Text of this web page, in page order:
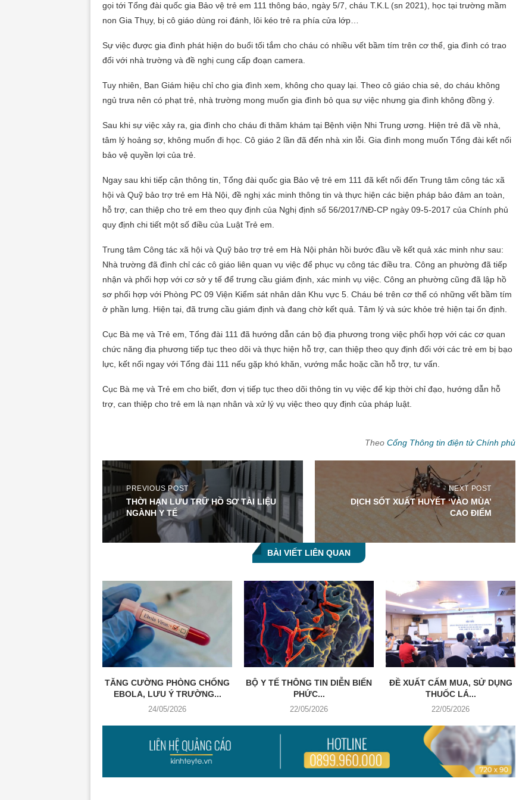
gọi tới Tổng đài quốc gia Bảo vệ trẻ em 111 thông báo, ngày 5/7, cháu T.K.L (sn 2021), học tại trường mầm
non Gia Thụy, bị cô giáo dùng roi đánh, lôi kéo trẻ ra phía cửa lớp…
Sự việc được gia đình phát hiện do buổi tối tắm cho cháu có nhiều vết bầm tím trên cơ thể, gia đình có trao
đổi với nhà trường và đề nghị cung cấp đoạn camera.
Tuy nhiên, Ban Giám hiệu chỉ cho gia đình xem, không cho quay lại. Theo cô giáo chia sẻ, do cháu không
ngủ trưa nên có phạt trẻ, nhà trường mong muốn gia đình bỏ qua sự việc nhưng gia đình không đồng ý.
Sau khi sự việc xảy ra, gia đình cho cháu đi thăm khám tại Bệnh viện Nhi Trung ương. Hiện trẻ đã về nhà,
tâm lý hoảng sợ, không muốn đi học. Cô giáo 2 lần đã đến nhà xin lỗi. Gia đình mong muốn Tổng đài kết nối
bảo vệ quyền lợi của trẻ.
Ngay sau khi tiếp cận thông tin, Tổng đài quốc gia Bảo vệ trẻ em 111 đã kết nối đến Trung tâm công tác xã
hội và Quỹ bảo trợ trẻ em Hà Nội, đề nghị xác minh thông tin và thực hiện các biện pháp bảo đảm an toàn,
hỗ trợ, can thiệp cho trẻ em theo quy định của Nghị định số 56/2017/NĐ-CP ngày 09-5-2017 của Chính phủ
quy định chi tiết một số điều của Luật Trẻ em.
Trung tâm Công tác xã hội và Quỹ bảo trợ trẻ em Hà Nội phản hồi bước đầu về kết quả xác minh như sau:
Nhà trường đã đình chỉ các cô giáo liên quan vụ việc để phục vụ công tác điều tra. Công an phường đã tiếp
nhận và phối hợp với cơ sở y tế để trưng cầu giám định, xác minh vụ việc. Công an phường cũng đã lập hồ
sơ phối hợp với Phòng PC 09 Viện Kiểm sát nhân dân Khu vực 5. Cháu bé trên cơ thể có những vết bầm tím
ở phần lưng. Hiện tại, đã trưng cầu giám định và đang chờ kết quả. Tâm lý và sức khỏe trẻ hiện tại ổn định.
Cục Bà mẹ và Trẻ em, Tổng đài 111 đã hướng dẫn cán bộ địa phương trong việc phối hợp với các cơ quan
chức năng địa phương tiếp tục theo dõi và thực hiện hỗ trợ, can thiệp theo quy định đối với các trẻ em bị bạo
lực, kết nối ngay với Tổng đài 111 nếu gặp khó khăn, vướng mắc hoặc cần hỗ trợ, tư vấn.
Cục Bà mẹ và Trẻ em cho biết, đơn vị tiếp tục theo dõi thông tin vụ việc để kịp thời chỉ đạo, hướng dẫn hỗ
trợ, can thiệp cho trẻ em là nạn nhân và xử lý vụ việc theo quy định của pháp luật.
Theo Cổng Thông tin điện tử Chính phủ
PREVIOUS POST
THỜI HẠN LƯU TRỮ HỒ SƠ TÀI LIỆU
NGÀNH Y TẾ
NEXT POST
DỊCH SỐT XUẤT HUYẾT ‘VÀO MÙA’
CAO ĐIỂM
BÀI VIẾT LIÊN QUAN
TĂNG CƯỜNG PHÒNG CHỐNG
EBOLA, LƯU Ý TRƯỜNG...
24/05/2026
BỘ Y TẾ THÔNG TIN DIỄN BIẾN
PHỨC...
22/05/2026
ĐỀ XUẤT CẤM MUA, SỬ DỤNG
THUỐC LÁ...
22/05/2026